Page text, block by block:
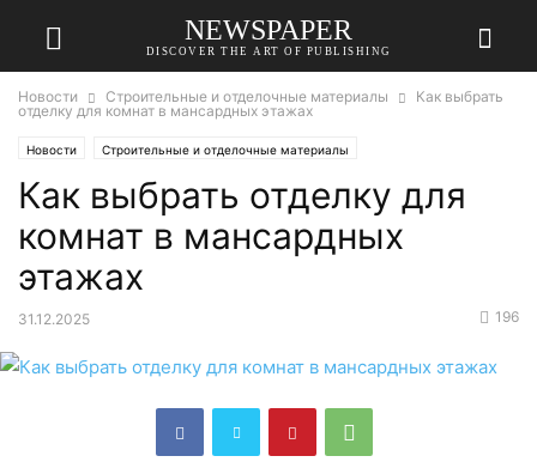
NEWSPAPER
DISCOVER THE ART OF PUBLISHING
Новости Строительные и отделочные материалы
Как выбрать
отделку для комнат в мансардных этажах
Новости Строительные и отделочные материалы
Как выбрать отделку для
комнат в мансардных
этажах
31.12.2025 196